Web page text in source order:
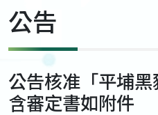
公告
公告核准「平埔黑
含審定書如附件